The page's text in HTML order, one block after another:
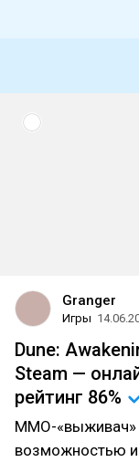
Granger
Игры
Dune:
Steam —
рейтинг 86%
MMO-
возможностью